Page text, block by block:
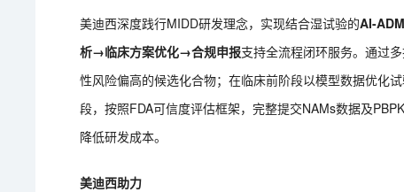
美迪西深度践行MIDD研发理念，实现结合湿试验的AI-
析→临床方案优化→合规申报支持全流程闭环服务。通过
性风险偏高的候选化合物；在临床前阶段以模型数据优化
段，按照FDA可信度评估框架，完整提交NAMs数据及
降低研发成本。
美迪西助力